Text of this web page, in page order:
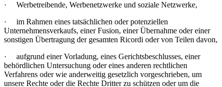
· Werbetreibende, Werbenetzwerke und soziale Netzwerke,
· im Rahmen eines tatsächlichen oder potenziellen
Unternehmensverkaufs, einer Fusion, einer Übernahme oder einer
sonstigen Übertragung der gesamten Ricordi oder von Teilen davon,
· aufgrund einer Vorladung, eines Gerichtsbeschlusses, einer
behördlichen Untersuchung oder eines anderen rechtlichen
Verfahrens oder wie anderweitig gesetzlich vorgeschrieben, um
unsere Rechte oder die Rechte Dritter zu schützen oder um die